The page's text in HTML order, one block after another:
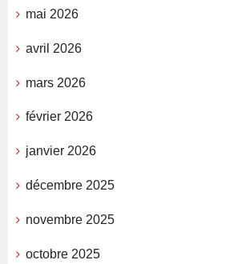
mai 2026
avril 2026
mars 2026
février 2026
janvier 2026
décembre 2025
novembre 2025
octobre 2025